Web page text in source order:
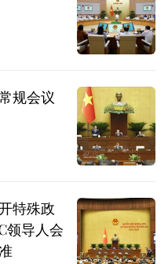
规会议
特殊政
领导人会